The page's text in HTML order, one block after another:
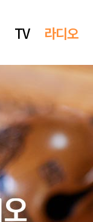
TV 라디오